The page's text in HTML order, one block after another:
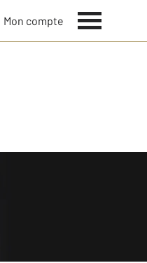
Mon compte